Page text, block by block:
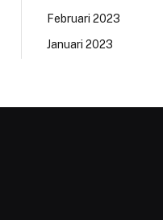
Februari 2023
Januari 2023